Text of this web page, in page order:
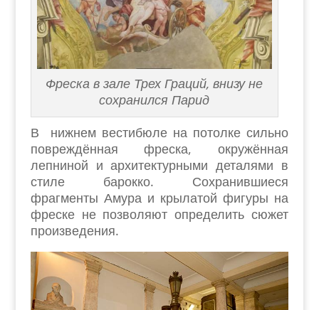
Фреска в зале Трех Граций, внизу не
сохранился Парид
В нижнем вестибюле на потолке сильно
повреждённая фреска, окружённая
лепниной и архитектурными деталями в
стиле барокко. Сохранившиеся
фрагменты Амура и крылатой фигуры на
фреске не позволяют определить сюжет
произведения.